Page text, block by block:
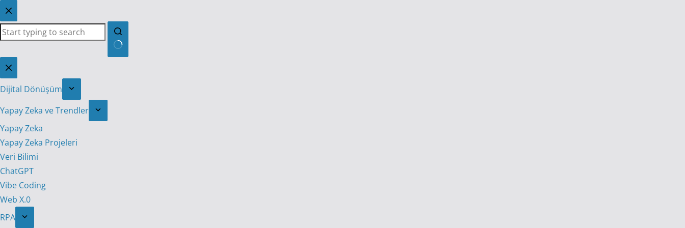
Skip
to
content
No
results
Dijital Dönüşüm
Yapay Zeka ve Trendler
Yapay Zeka
Yapay Zeka Projeleri
Veri Bilimi
ChatGPT
Vibe Coding
Web X.0
RPA